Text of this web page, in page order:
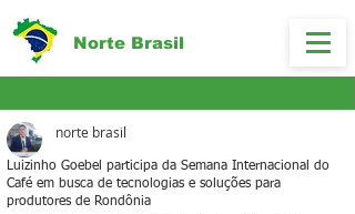
Norte Brasil
Luizinho Goebel participa da Semana Internacional do
Café em busca de tecnologias e soluções para
produtores de Rondônia
norte brasil